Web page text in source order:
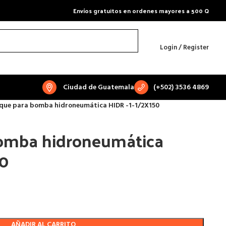
Envíos gratuitos en ordenes mayores a 500 Q
Login / Register
Ciudad de Guatemala
(+502) 3536 4869
para bomba hidroneumática HIDR -1-1/2X150
hidroneumática